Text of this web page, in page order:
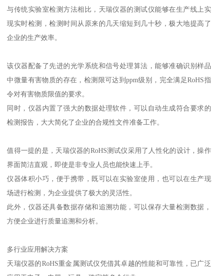
与传统实验室检测方法相比，天瑞仪器的测试仪能够在生产线上实
现实时检测，检测时间从原来的几天缩短到几十秒，极大地提高了
企业的生产效率。
该仪器配备了先进的光学系统和信号处理算法，能够准确识别样品
中微量有害物质的存在，检测限可达到ppm级别，完全满足RoHS指
令对有害物质限值的要求。
同时，仪器内置了强大的数据处理软件，可以自动生成符合要求的
检测报告，大大简化了企业的合规性文件准备工作。
值得一提的是，天瑞仪器的RoHS测试仪采用了人性化的设计，操作
界面简洁直观，即使是非专业人员也能快速上手。
仪器体积小巧，便于携带，既可以在实验室使用，也可以在生产现
场进行检测，为企业提供了极大的灵活性。
此外，仪器还具备数据存储和追溯功能，可以保存大量检测数据，
方便企业进行质量追溯和分析。
多行业应用解决方案
天瑞仪器的RoHS重金属测试仪凭借其卓越的性能和可靠性，已广泛